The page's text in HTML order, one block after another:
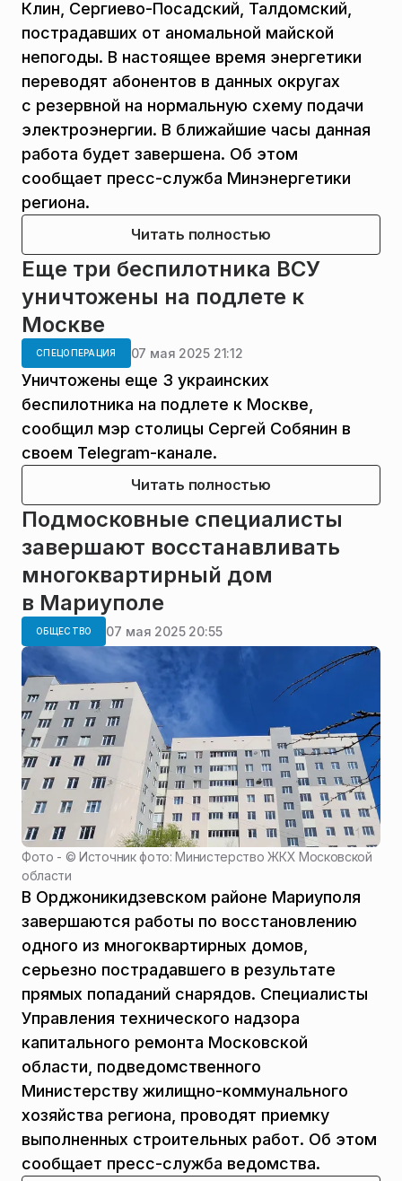
Клин, Сергиево-Посадский, Талдомский,
пострадавших от аномальной майской
непогоды. В настоящее время энергетики
переводят абонентов в данных округах
с резервной на нормальную схему подачи
электроэнергии. В ближайшие часы данная
работа будет завершена. Об этом
сообщает пресс-служба Минэнергетики
региона.
Читать полностью
Еще три беспилотника ВСУ
уничтожены на подлете к
Москве
СПЕЦОПЕРАЦИЯ 07 мая 2025 21:12
Уничтожены еще 3 украинских
беспилотника на подлете к Москве,
сообщил мэр столицы Сергей Собянин в
своем Telegram-канале.
Читать полностью
Подмосковные специалисты
завершают восстанавливать
многоквартирный дом
в Мариуполе
ОБЩЕСТВО 07 мая 2025 20:55
Фото - ©Источник фото: Министерство ЖКХ Московской
области
В Орджоникидзевском районе Мариуполя
завершаются работы по восстановлению
одного из многоквартирных домов,
серьезно пострадавшего в результате
прямых попаданий снарядов. Специалисты
Управления технического надзора
капитального ремонта Московской
области, подведомственного
Министерству жилищно-коммунального
хозяйства региона, проводят приемку
выполненных строительных работ. Об этом
сообщает пресс-служба ведомства.